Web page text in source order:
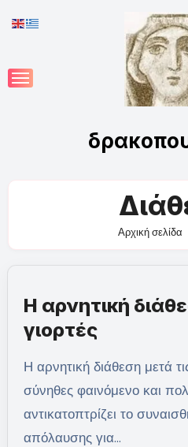
to
Αρχική σελίδα
Η αρνητική
γιορτές
Η αρνητική διάθεση μετά τις γιορτές είναι ένα
σύνηθες φαινόμενο και
αντικατοπτρίζει το
απόλαυσης για…